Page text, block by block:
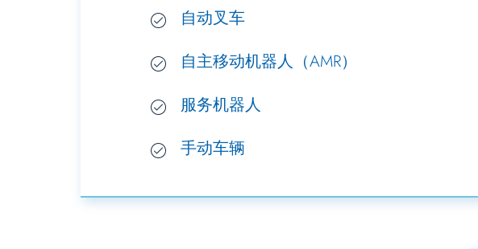
自动叉车
自主移动机器人（AMR）
服务机器人
手动车辆